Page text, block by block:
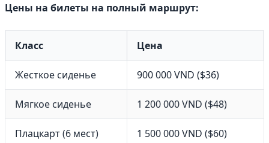
Цены на билеты на полный маршрут:
Класс Цена
Жесткое сиденье 900 000 VND ($36)
Мягкое сиденье 1 200 000 VND ($48)
Плацкарт (6 мест) 1 500 000 VND ($60)